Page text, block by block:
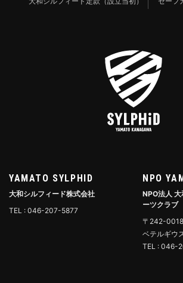
YAMATO SYLPHID
大和シルフィード株式会社
TEL : 046-207-5877
NPO
NPO法人
ーツクラブ
〒242-
ベテルギウ
TEL : 046-